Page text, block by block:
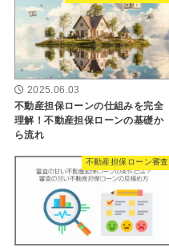
2025.06.03
不動産担保ローンの仕組みを完全
理解！不動産担保ローンの基礎か
ら流れ
不動産担保ローン審査